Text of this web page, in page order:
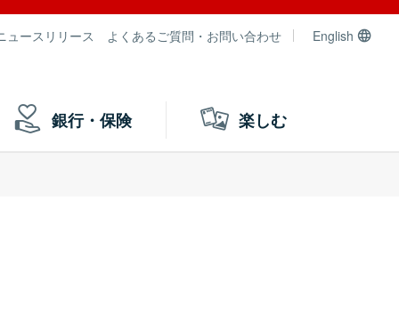
ュースリリース よくあるご質問・お問い合わせ English
銀行・保険 楽しむ